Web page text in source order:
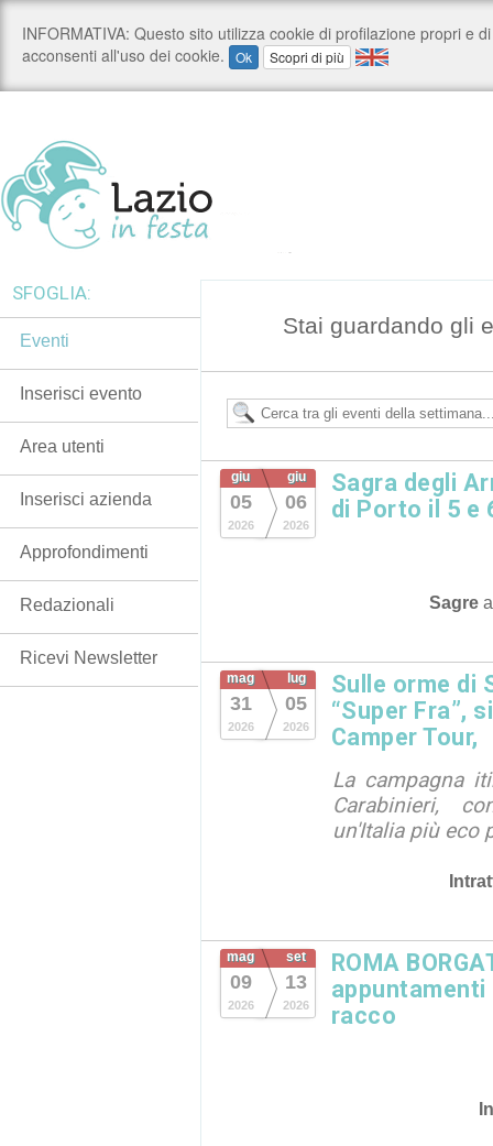
Stai guardando gli
giu
05
2026
giu
06
2026
Sagra degli
di Porto il 5 e
Sagre
mag
31
2026
lug
05
2026
Sulle orme di
“Super Fra”,
Camper Tour,
La campagna
Carabinieri,
un'Italia più eco
mag
09
2026
set
13
2026
ROMA
racco
SFOGLIA:
Eventi
Inserisci evento
Area utenti
Inserisci azienda
Approfondimenti
Redazionali
Ricevi Newsletter